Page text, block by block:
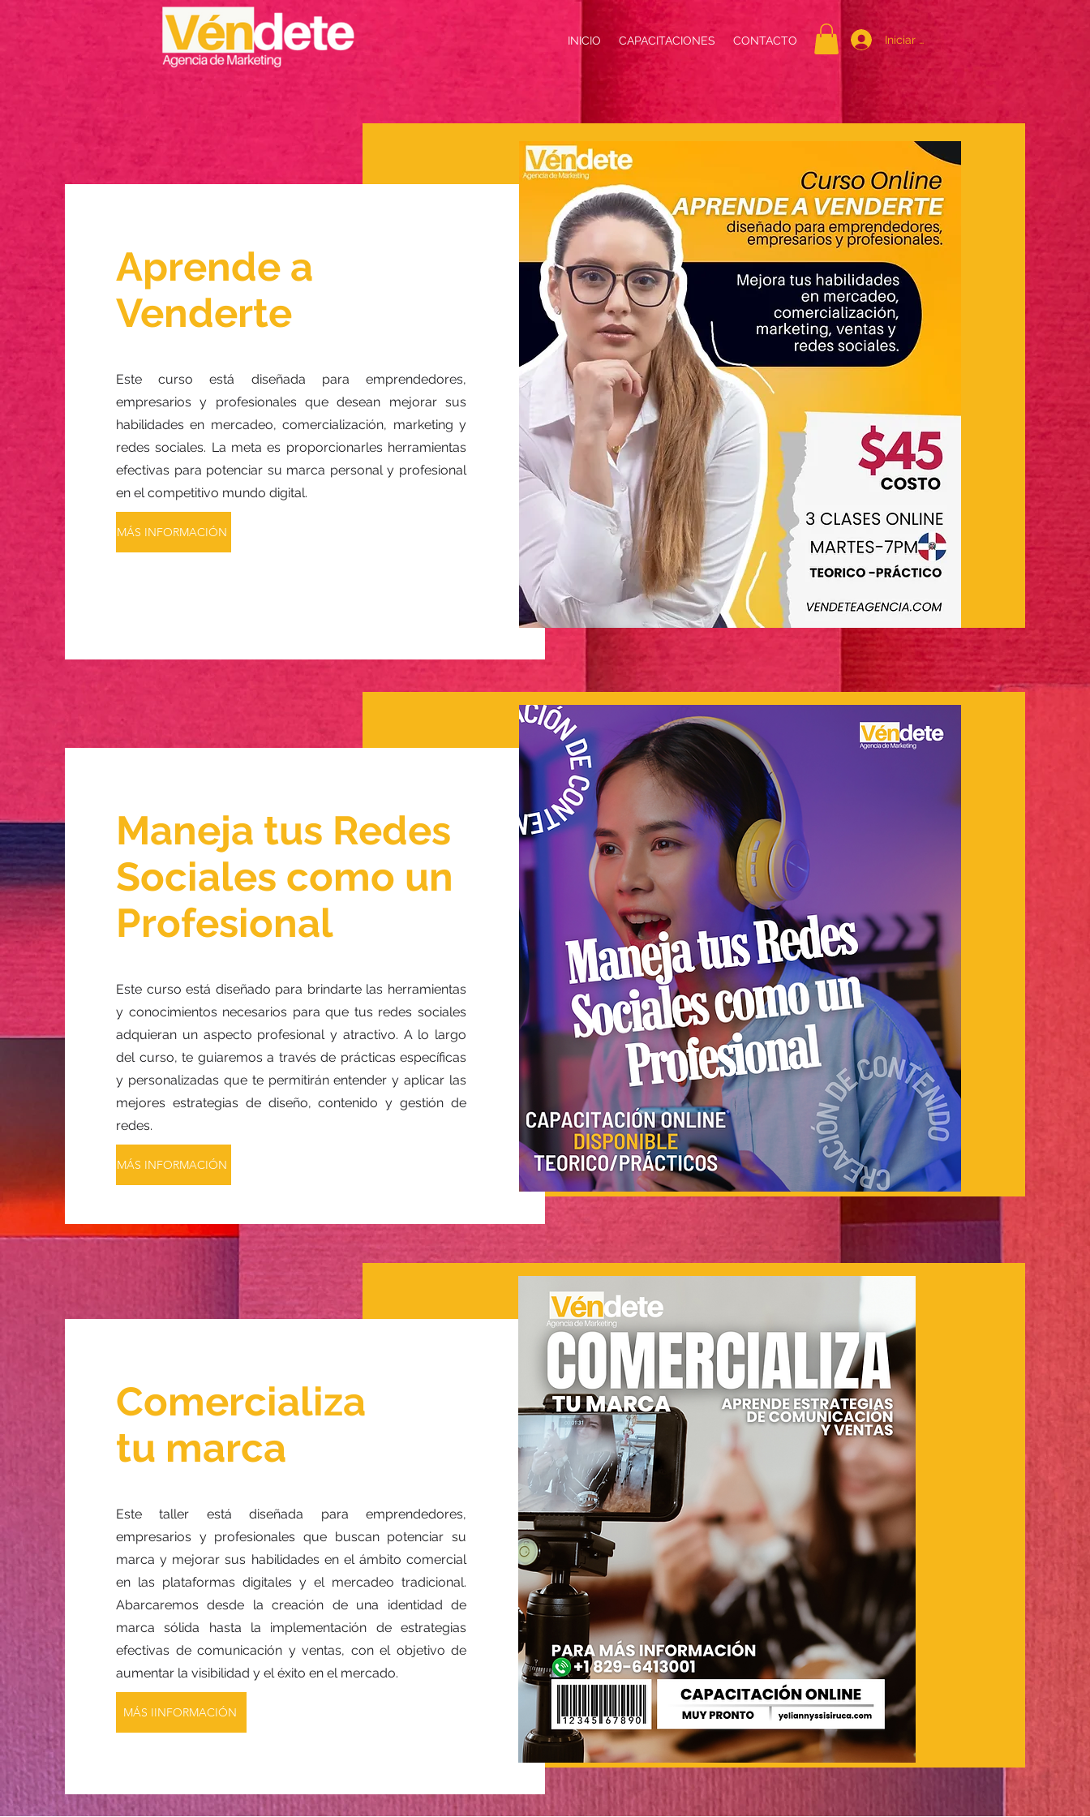
INICIO CAPACITACIONES CONTACTO Iniciar sesión
Aprende a
Venderte
Este curso está diseñada para emprendedores,
empresarios y profesionales que desean mejorar sus
habilidades en mercadeo, comercialización, marketing y
redes sociales. La meta es proporcionarles herramientas
efectivas para potenciar su marca personal y profesional
en el competitivo mundo digital.
MÁS INFORMACIÓN
Maneja tus Redes
Sociales como un
Profesional
Este curso está diseñado para brindarte las herramientas
y conocimientos necesarios para que tus redes sociales
adquieran un aspecto profesional y atractivo. A lo largo
del curso, te guiaremos a través de prácticas específicas
y personalizadas que te permitirán entender y aplicar las
mejores estrategias de diseño, contenido y gestión de
redes.
MÁS INFORMACIÓN
Comercializa
tu marca
Este taller está diseñada para emprendedores,
empresarios y profesionales que buscan potenciar su
marca y mejorar sus habilidades en el ámbito comercial
en las plataformas digitales y el mercadeo tradicional.
Abarcaremos desde la creación de una identidad de
marca sólida hasta la implementación de estrategias
efectivas de comunicación y ventas, con el objetivo de
aumentar la visibilidad y el éxito en el mercado.
MÁS IINFORMACIÓN